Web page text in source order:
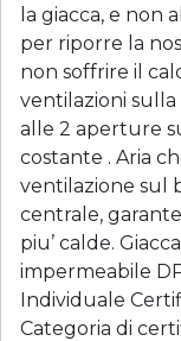
la giacca, e non
per riporre la
non soffrire il
ventilazioni
alle 2 aperture
costante . Aria
ventilazione sul
centrale,
piu’ calde.
impermeabile
Individuale
Categoria di